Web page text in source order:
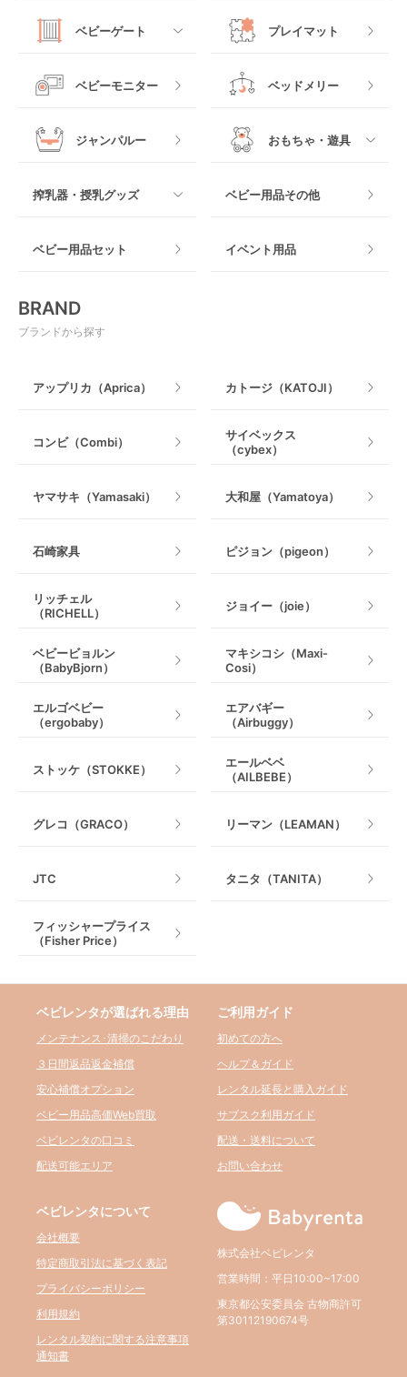
マットレス・布団
ベビーベッドその他
チャイルドシートその
他
ロッキングタイプ テーブルチェア
抱っこ紐その他
すべて
木製
マット製
ベビーゲート
すべて
プレイマット
ベビーモニター ベッドメリー
ジャンパルー おもちゃ・遊具
室内遊具
搾乳器・授乳グッズ
授乳グッズ・ママ用品
ベビー用品その他
ベビー用品セット イベント用品
BRAND
ブランドから探す
アップリカ（Aprica） カトージ（KATOJI）
コンビ（Combi）
サイベックス
（cybex）
ヤマサキ（Yamasaki） 大和屋（Yamatoya）
石崎家具 ピジョン（pigeon）
リッチェル
（RICHELL）
ジョイー（joie）
ベビービョルン
（BabyBjorn）
マキシコシ（Maxi-
Cosi）
エルゴベビー
（ergobaby）
エアバギー
（Airbuggy）
ストッケ（STOKKE）
エールベベ
（AILBEBE）
グレコ（GRACO） リーマン（LEAMAN）
JTC タニタ（TANITA）
フィッシャープライス
（Fisher Price）
ベビレンタが選ばれる理由
メンテナンス･清掃のこだわり
３日間返品返金補償
安心補償オプション
ベビー用品高価Web買取
ベビレンタの口コミ
配送可能エリア
ご利用ガイド
初めての方へ
ヘルプ＆ガイド
レンタル延長と購入ガイド
サブスク利用ガイド
配送・送料について
お問い合わせ
ベビレンタについて
会社概要
特定商取引法に基づく表記
プライバシーポリシー
利用規約
レンタル契約に関する注意事項
通知書
株式会社ベビレンタ
営業時間：平日10:00~17:00
東京都公安委員会 古物商許可
第30112190674号